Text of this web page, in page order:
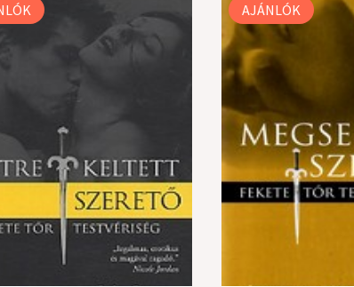
AJÁNLÓK